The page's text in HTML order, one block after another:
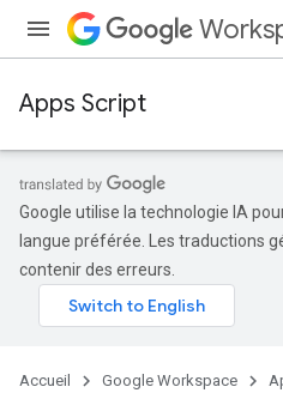
Apps Script
Google utilise la technologie IA
langue préférée. Les traductions
contenir des erreurs.
Accueil Google Workspace